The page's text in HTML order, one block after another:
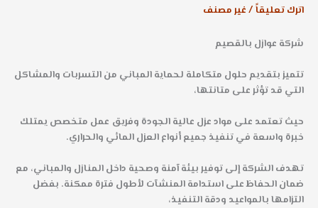
اترك تعليقاً/غير مصنف
شركة عوازل بالقصيم
تتميز بتقديم حلول متكاملة لحماية المباني من التسربات والمشاكل
التي قد تؤثر على متانتها،
حيث تعتمد على مواد عزل عالية الجودة وفريق عمل متخصص يمتلك
خبرة واسعة في تنفيذ جميع أنواع العزل المائي والحراري.
تهدف الشركة إلى توفير بيئة آمنة وصحية داخل المنازل والمباني، مع
ضمان الحفاظ على استدامة المنشآت لأطول فترة ممكنة. بفضل
التزامها بالمواعيد ودقة التنفيذ،